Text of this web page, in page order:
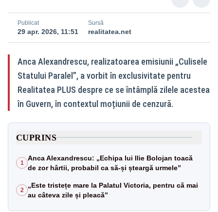
Publicat
29 apr. 2026, 11:51
Sursă
realitatea.net
Anca Alexandrescu, realizatoarea emisiunii „Culisele
Statului Paralel”, a vorbit în exclusivitate pentru
Realitatea PLUS despre ce se întâmplă zilele acestea
în Guvern, în contextul moțiunii de cenzură.
CUPRINS
1
Anca Alexandrescu: „Echipa lui Ilie Bolojan toacă
de zor hârtii, probabil ca să-și șteargă urmele”
2
„Este tristețe mare la Palatul Victoria, pentru că mai
au câteva zile și pleacă”